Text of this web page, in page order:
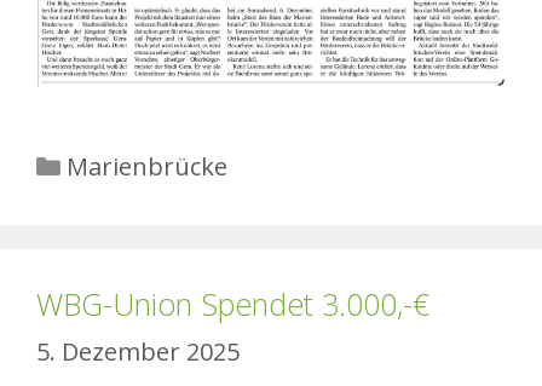
Kategorien
Marienbrücke
WBG-Union Spendet 3.000,-€
5. Dezember 2025